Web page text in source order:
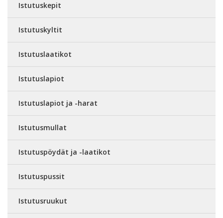
Istutuskepit
Istutuskyltit
Istutuslaatikot
Istutuslapiot
Istutuslapiot ja -harat
Istutusmullat
Istutuspöydät ja -laatikot
Istutuspussit
Istutusruukut